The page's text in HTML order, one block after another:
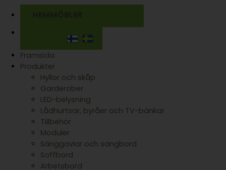
Framsida
Produkter
Hyllor och skåp
Garderober
LED-belysning
Lådhurtsar, byråer och TV-bänkar
Tillbehör
Moduler
Sänggavlar och sängbord
Soffbord
Arbetsbord